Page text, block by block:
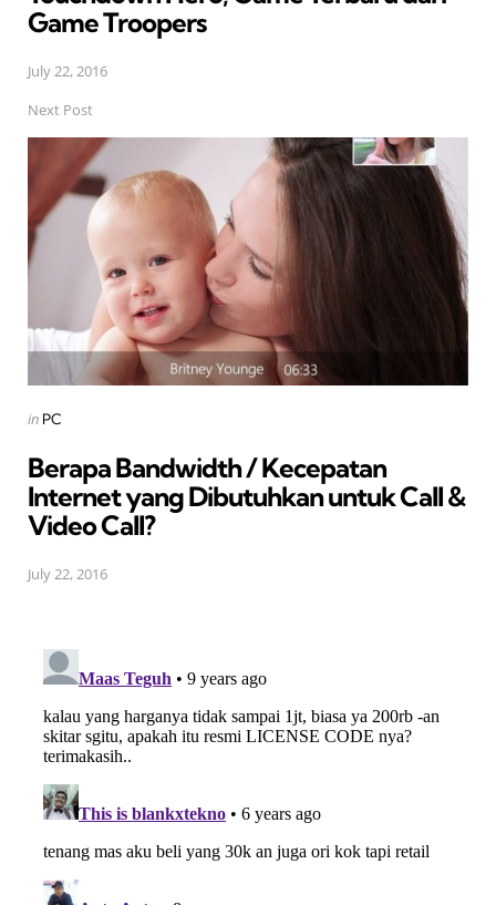
Game Troopers
July 22, 2016
Next Post
Posted
in PC
Berapa Bandwidth / Kecepatan
Internet yang Dibutuhkan untuk Call &
Video Call?
July 22, 2016